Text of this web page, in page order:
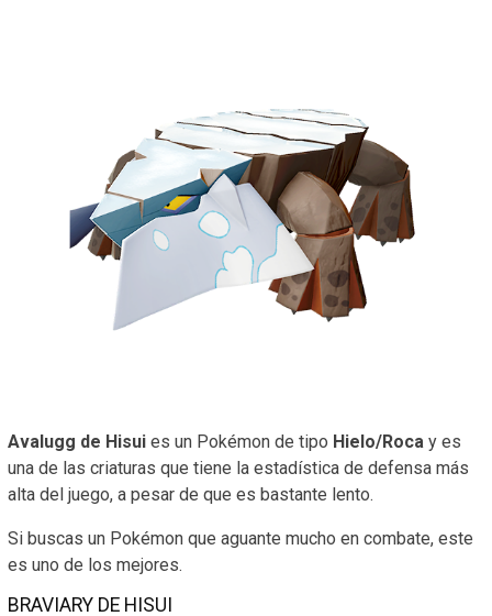
Avalugg de Hisui es un Pokémon de tipo Hielo/Roca y es
una de las criaturas que tiene la estadística de defensa más
alta del juego, a pesar de que es bastante lento.
Si buscas un Pokémon que aguante mucho en combate, este
es uno de los mejores.
BRAVIARY DE HISUI